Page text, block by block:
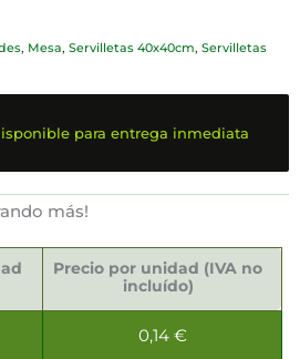
, Mesa, Servilletas 40x40cm, Servilletas
para entrega inmediata
más!
Precio por unidad (IVA no
incluído)
0,14 €